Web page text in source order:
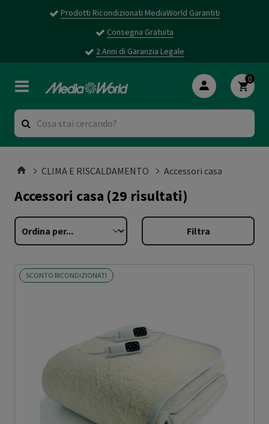
Prodotti Ricondizionati MediaWorld Garantiti
Consegna Gratuita
2 Anni di Garanzia Legale
0
CLIMA E RISCALDAMENTO Accessori casa
Accessori casa (29 risultati)
Filtra
SCONTO RICONDIZIONATI